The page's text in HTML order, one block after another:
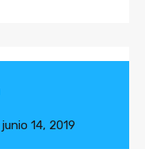
junio 14, 2019